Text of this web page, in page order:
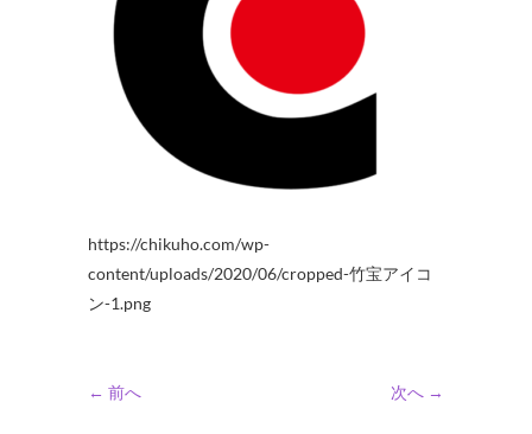
https://chikuho.com/wp-
content/uploads/2020/06/cropped-竹宝アイコ
ン-1.png
← 前へ 次へ →